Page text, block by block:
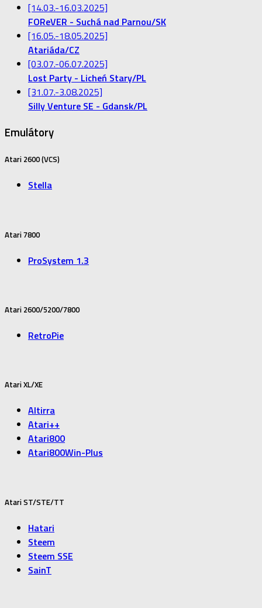
[14.03.-16.03.2025]
FOReVER - Suchá nad Parnou/SK
[16.05.-18.05.2025]
Atariáda/CZ
[03.07.-06.07.2025]
Lost Party - Licheń Stary/PL
[31.07.-3.08.2025]
Silly Venture SE - Gdansk/PL
Emulátory
Atari 2600 (VCS)
Stella
Atari 7800
ProSystem 1.3
Atari 2600/5200/7800
RetroPie
Atari XL/XE
Altirra
Atari++
Atari800
Atari800Win-Plus
Atari ST/STE/TT
Hatari
Steem
Steem SSE
SainT